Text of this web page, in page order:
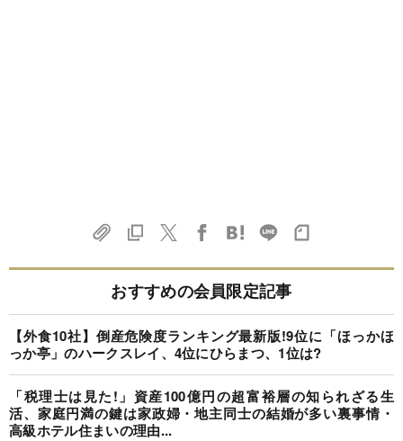
おすすめの会員限定記事
【外食10社】倒産危険度ランキング最新版!9位に「ほっかほ
っか亭」のハークスレイ、4位にひらまつ、1位は?
「税理士は見た!」資産100億円の超富裕層の知られざる生
活、家庭円満の鍵は家政婦・地主同士の結婚が多い裏事情・
高級ホテル住まいの理由...